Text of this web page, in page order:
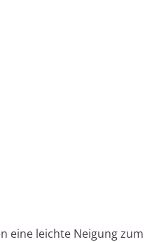
eine leichte Neigung zum